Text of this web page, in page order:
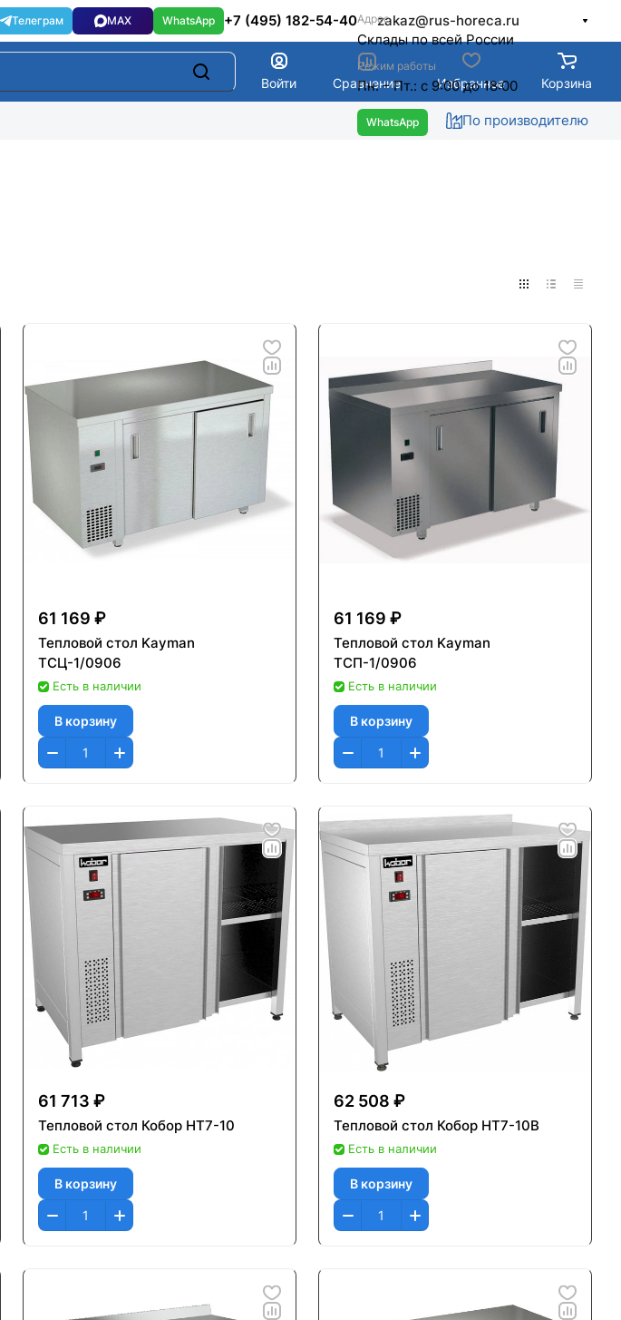
zakaz@rus-horeca.ru
+7 (495) 182-54-40Адрес
Cклады по всей России
Режим работы
Пн. – Пт.: с 9:00 до 18:00
Войти Сравнение Избранное Корзина
По производителю
61 169 ₽
Тепловой стол Kayman
ТСЦ-1/0906
Есть в наличии
В корзину
61 169 ₽
Тепловой стол Kayman
ТСП-1/0906
Есть в наличии
В корзину
61 713 ₽
Тепловой стол Кобор HT7-10
Есть в наличии
В корзину
62 508 ₽
Тепловой стол Кобор HT7-10B
Есть в наличии
В корзину